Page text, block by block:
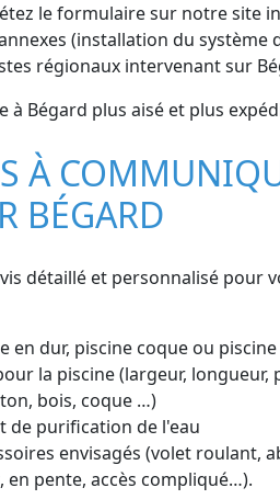
le formulaire sur notre site
(installation du
régionaux intervenant sur
à Bégard plus aisé et plus
À
BÉGARD
détaillé et personnalisé
en dur, piscine coque ou
la piscine (largeur,
bois, coque …)
de purification de l'eau
envisagés (volet roulant,
pente, accès compliqué…).